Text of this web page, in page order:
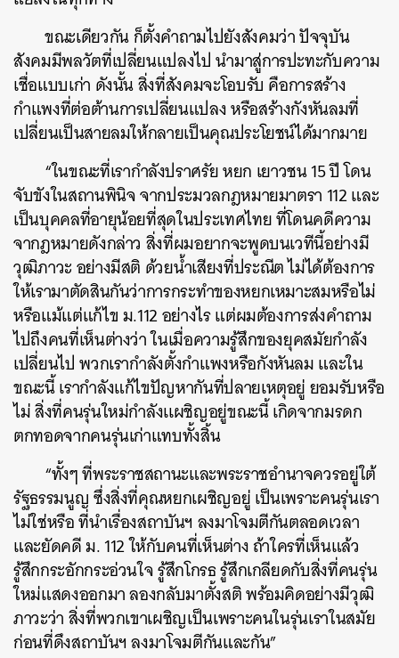
ขณะเดียวกัน ก็ตั้งคำถามไปยังสังคมว่า ปัจจุบัน
สังคมมีพลวัตที่เปลี่ยนแปลงไป นำมาสู่การปะทะกับความ
เชื่อแบบเก่า ดังนั้น สิ่งที่สังคมจะโอบรับ คือการสร้าง
กำแพงที่ต่อต้านการเปลี่ยนแปลง หรือสร้างกังหันลมที่
เปลี่ยนเป็นสายลมให้กลายเป็นคุณประโยชน์ได้มากมาย
“ในขณะที่เรากำลังปราศรัย หยก เยาวชน 15 ปี โดน
จับขังในสถานพินิจ จากประมวลกฎหมายมาตรา 112 และ
เป็นบุคคลที่อายุน้อยที่สุดในประเทศไทย ที่โดนคดีความ
จากฎหมายดังกล่าว สิ่งที่ผมอยากจะพูดบนเวทีนี้อย่างมี
วุฒิภาวะ อย่างมีสติ ด้วยน้ำเสียงที่ประณีต ไม่ได้ต้องการ
ให้เรามาตัดสินกันว่าการกระทำของหยกเหมาะสมหรือไม่
หรือแม้แต่แก้ไข ม.112 อย่างไร แต่ผมต้องการส่งคำถาม
ไปถึงคนที่เห็นต่างว่า ในเมื่อความรู้สึกของยุคสมัยกำลัง
เปลี่ยนไป พวกเรากำลังตั้งกำแพงหรือกังหันลม และใน
ขณะนี้ เรากำลังแก้ไขปัญหากันที่ปลายเหตุอยู่ ยอมรับหรือ
ไม่ สิ่งที่คนรุ่นใหม่กำลังเเผชิญอยู่ขณะนี้ เกิดจากมรดก
ตกทอดจากคนรุ่นเก่าแทบทั้งสิ้น
“ทั้งๆ ที่พระราชสถานะและพระราชอำนาจควรอยู่ใต้
รัฐธรรมนูญ ซึ่งสิ่งที่คุณหยกเผชิญอยู่ เป็นเพราะคนรุ่นเรา
ไม่ใช่หรือ ที่นำเรื่องสถาบันฯ ลงมาโจมตีกันตลอดเวลา
และยัดคดี ม. 112 ให้กับคนที่เห็นต่าง ถ้าใครที่เห็นแล้ว
รู้สึกกระอักกระอ่วนใจ รู้สึกโกรธ รู้สึกเกลียดกับสิ่งที่คนรุ่น
ใหม่แสดงออกมา ลองกลับมาตั้งสติ พร้อมคิดอย่างมีวุฒิ
ภาวะว่า สิ่งที่พวกเขาเผชิญเป็นเพราะคนในรุ่นเราในสมัย
ก่อนที่ดึงสถาบันฯ ลงมาโจมตีกันและกัน”